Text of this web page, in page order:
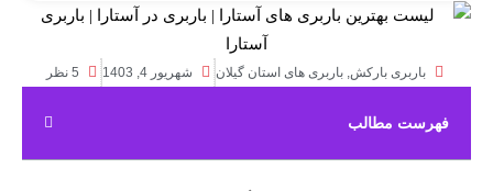
باربری بارکش, باربری های استان گیلان شهریور 4, 1403 5 نظر
فهرست مطالب